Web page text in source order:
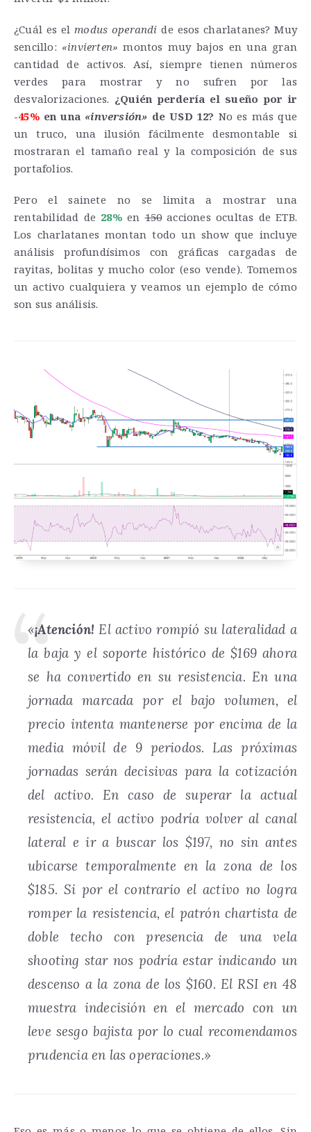
¿Cuál es elmodus operandi de esos charlatanes? Muy
sencillo: «invierten» montos muy bajos en una gran
cantidad de activos. Así, siempre tienen números
verdes para mostrar y no sufren por las
desvalorizaciones. ¿Quién perdería el sueño por ir
-45%en una «inversión» de USD 12? No es más que
un truco, una ilusión fácilmente desmontable si
mostraran el tamaño real y la composición de sus
portafolios.
Pero el sainete no se limita a mostrar una
rentabilidad de 28%en150acciones ocultas de ETB.
Los charlatanes montan todo un show que incluye
análisis profundísimos con gráficas cargadas de
rayitas, bolitas y mucho color (eso vende). Tomemos
un activo cualquiera y veamos un ejemplo de cómo
son sus análisis.
«¡Atención! El activo rompió su lateralidad a
la baja y el soporte histórico de $169 ahora
se ha convertido en su resistencia. En una
jornada marcada por el bajo volumen, el
precio intenta mantenerse por encima de la
media móvil de 9 periodos. Las próximas
jornadas serán decisivas para la cotización
del activo. En caso de superar la actual
resistencia, el activo podría volver al canal
lateral e ir a buscar los $197, no sin antes
ubicarse temporalmente en la zona de los
$185. Si por el contrario el activo no logra
romper la resistencia, el patrón chartista de
doble techo con presencia de una vela
shooting star nos podría estar indicando un
descenso a la zona de los $160. El RSI en 48
muestra indecisión en el mercado con un
leve sesgo bajista por lo cual recomendamos
prudencia en las operaciones.»